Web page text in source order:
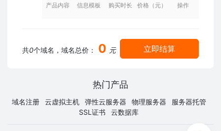
产品内容 信息模板 购买时长 价格（元） 操作
共0个域名，域名总价： 0 元 立即结算
热门产品
域名注册 云虚拟主机 弹性云服务器 物理服务器
服务器托管
SSL证书
云数据库